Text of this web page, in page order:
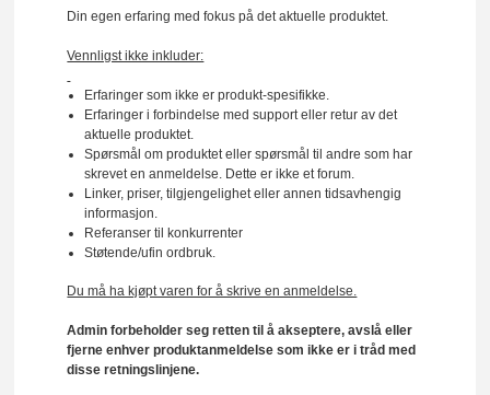
Din egen erfaring med fokus på det aktuelle produktet.
Vennligst ikke inkluder:
Erfaringer som ikke er produkt-spesifikke.
Erfaringer i forbindelse med support eller retur av det
aktuelle produktet.
Spørsmål om produktet eller spørsmål til andre som har
skrevet en anmeldelse. Dette er ikke et forum.
Linker, priser, tilgjengelighet eller annen tidsavhengig
informasjon.
Referanser til konkurrenter
Støtende/ufin ordbruk.
Du må ha kjøpt varen for å skrive en anmeldelse.
Admin forbeholder seg retten til å akseptere, avslå eller
fjerne enhver produktanmeldelse som ikke er i tråd med
disse retningslinjene.